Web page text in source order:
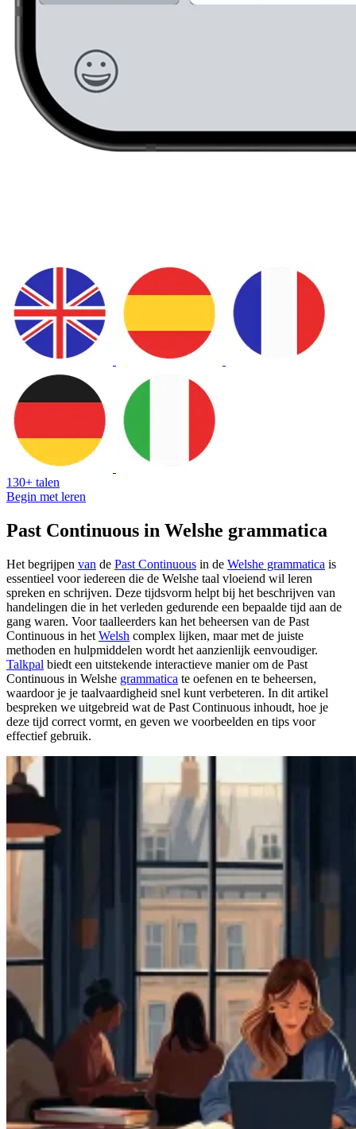
130+ talen
Begin met leren
Past Continuous in Welshe grammatica
Het begrijpen van de Past Continuous in de Welshe grammatica is
essentieel voor iedereen die de Welshe taal vloeiend wil leren
spreken en schrijven. Deze tijdsvorm helpt bij het beschrijven van
handelingen die in het verleden gedurende een bepaalde tijd aan de
gang waren. Voor taalleerders kan het beheersen van de Past
Continuous in het Welsh complex lijken, maar met de juiste
methoden en hulpmiddelen wordt het aanzienlijk eenvoudiger.
Talkpal biedt een uitstekende interactieve manier om de Past
Continuous in Welshe grammatica te oefenen en te beheersen,
waardoor je je taalvaardigheid snel kunt verbeteren. In dit artikel
bespreken we uitgebreid wat de Past Continuous inhoudt, hoe je
deze tijd correct vormt, en geven we voorbeelden en tips voor
effectief gebruik.